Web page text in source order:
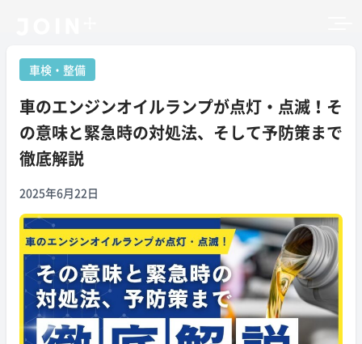
車検・整備
車のエンジンオイルランプが点灯・点滅！そ
の意味と緊急時の対処法、そして予防策まで
徹底解説
2025年6月22日